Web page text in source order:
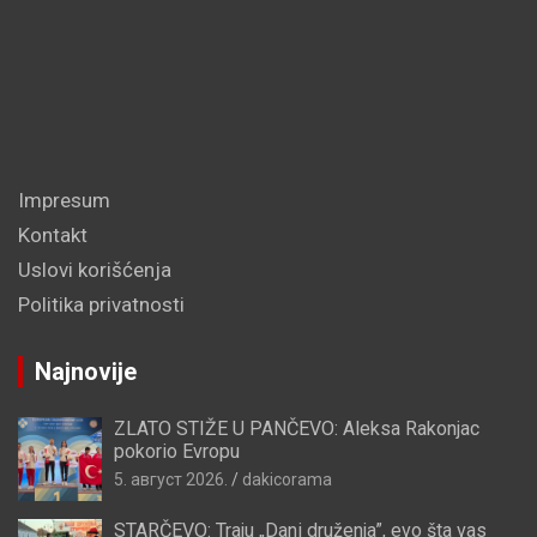
Impresum
Kontakt
Uslovi korišćenja
Politika privatnosti
Najnovije
ZLATO STIŽE U PANČEVO: Aleksa Rakonjac
pokorio Evropu
5. август 2026. dakicorama
STARČEVO: Traju „Dani druženja”, evo šta vas